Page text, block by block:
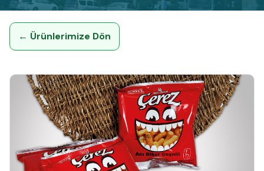
← Ürünlerimize Dön